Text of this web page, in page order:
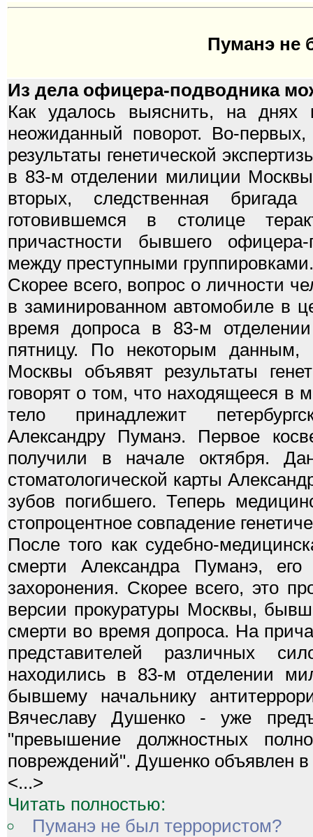
Пуманэ не
Из дела офицера-подводника
Как удалось выяснить, на
неожиданный поворот. Во-
результаты генетической
в 83-м отделении милиции
вторых, следственная
готовившемся в столице
причастности бывшего
между преступными группировками.
Скорее всего, вопрос о личности
в заминированном автомобиле в
время допроса в 83-м
пятницу. По некоторым данным,
Москвы объявят результаты
говорят о том, что находящееся в
тело принадлежит
Александру Пуманэ. Первое
получили в начале октября.
стоматологической карты
зубов погибшего. Теперь
стопроцентное совпадение
После того как судебно-
смерти Александра Пуманэ, его
захоронения. Скорее всего, это
версии прокуратуры Москвы,
смерти во время допроса. На
представителей различных
находились в 83-м отделении
бывшему начальнику
Вячеславу Душенко - уже
"превышение должностных
повреждений". Душенко объявлен
<...>
Читать полностью:
Пуманэ не был террористом?